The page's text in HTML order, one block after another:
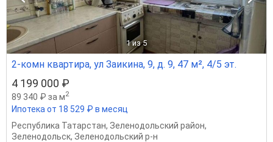
1 из 5
2-комн квартира, ул Заикина, 9, д. 9, 47 м², 4/5 эт.
4 199 000 ₽
89 340 ₽ за м2
Ипотека от 18 529 ₽ в месяц
Республика Татарстан, Зеленодольский район,
Зеленодольск, Зеленодольский р-н